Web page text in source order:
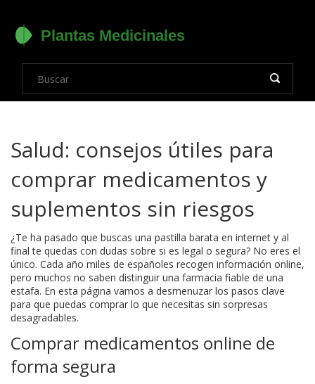
Salud: consejos útiles para
comprar medicamentos y
suplementos sin riesgos
¿Te ha pasado que buscas una pastilla barata en internet y al
final te quedas con dudas sobre si es legal o segura? No eres el
único. Cada año miles de españoles recogen información online,
pero muchos no saben distinguir una farmacia fiable de una
estafa. En esta página vamos a desmenuzar los pasos clave
para que puedas comprar lo que necesitas sin sorpresas
desagradables.
Comprar medicamentos online de
forma segura